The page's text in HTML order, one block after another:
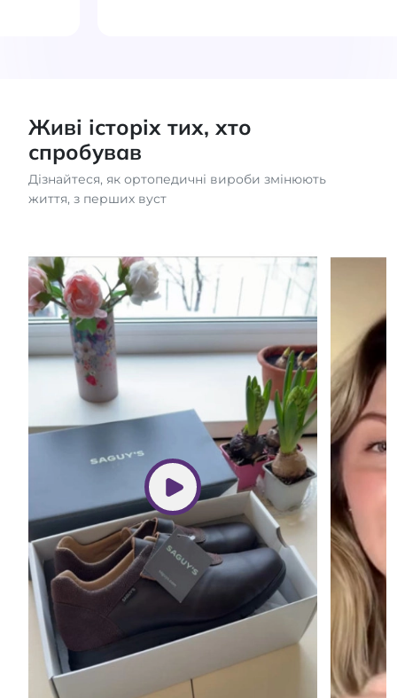
Живі історіх тих, хто
спробував
Дізнайтеся, як ортопедичні вироби змінюють
життя, з перших вуст